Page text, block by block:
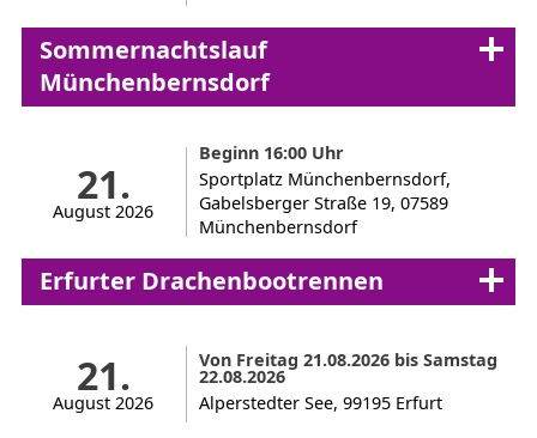
Sommernachtslauf
Münchenbernsdorf
21.
August 2026
Beginn 16:00 Uhr
Sportplatz Münchenbernsdorf,
Gabelsberger Straße 19, 07589
Münchenbernsdorf
Erfurter Drachenbootrennen
21.
August 2026
Von Freitag 21.08.2026 bis Samstag
22.08.2026
Alperstedter See, 99195 Erfurt